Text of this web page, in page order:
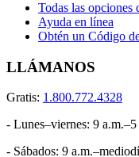
Todas las opciones
Ayuda en línea
Obtén un Código
LLÁMANOS
Gratis: 1.800.772.4328
- Lunes–viernes: 9
- Sábados: 9